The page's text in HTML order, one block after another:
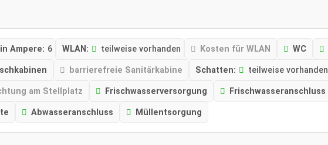
Ampere: 6 WLAN: teilweise vorhanden Kosten für WLAN WC
barrierefreie Sanitärkabine Schatten: teilweise vorhanden
am Stellplatz Frischwasserversorgung Frischwasseranschluss
Abwasseranschluss Müllentsorgung